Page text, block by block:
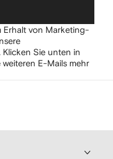
Erhalt von Marketing-
Klicken Sie unten in
E-Mails mehr